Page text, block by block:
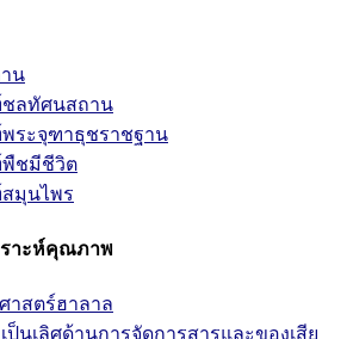
น
ลทัศนสถาน
ระจุฑาธุชราชฐาน
ชมีชีวิต
มุนไพร
ราะห์คุณภาพ
าสตร์ฮาลาล
ป็นเลิศด้านการจัดการสารและของเสีย